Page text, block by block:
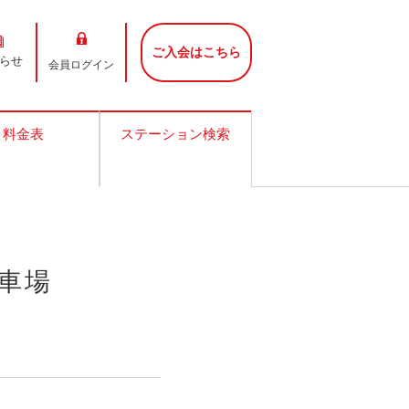
せ 会員ログイン
ご入会はこちら
料金表 ステーション検索
場